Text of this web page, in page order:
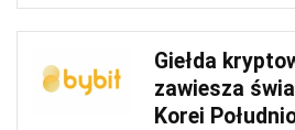
Giełda
zawiesza
Korei